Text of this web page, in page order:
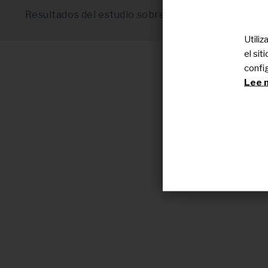
Resultados del estudio sobre epidermólisis bullosa
el
Lee